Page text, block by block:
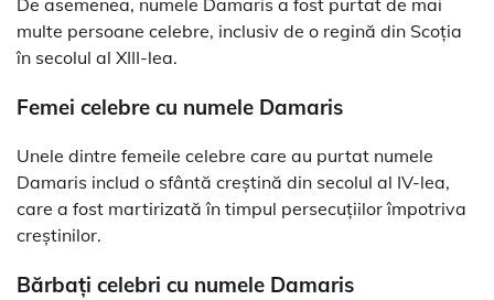
multe persoane celebre, inclusiv de o regină din Scoția
în secolul al XIII-lea.
Femei celebre cu numele Damaris
Unele dintre femeile celebre care au purtat numele
Damaris includ o sfântă creștină din secolul al IV-lea,
care a fost martirizată în timpul persecuțiilor împotriva
creștinilor.
Bărbați celebri cu numele Damaris